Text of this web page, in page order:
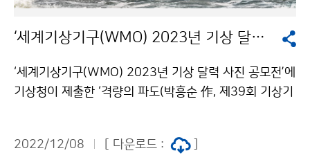
‘세계기상기구(WMO) 2023년 기상 달력 사진 공모전’에 국내 작품 선정
‘세계기상기구(WMO) 2023년 기상 달력 사진 공모전’에
기상청이 제출한 ‘격량의 파도(박흥순 作, 제39회 기상기
대상)’와 ‘용오름 현상(김용천 作, 제39회 기상기후 사진·
2022/12/08 [ 다운로드 :